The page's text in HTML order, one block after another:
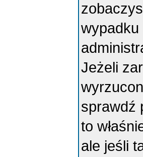
wypadku
Jeżeli
sprawdź
to
ale jeśli